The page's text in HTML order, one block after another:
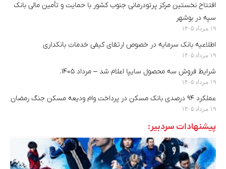
افتتاح نخستین مرکز پرتودرمانی جنوب کشور با حمایت و تأمین مالی بانک
سپه در بوشهر
۱۹ مرداد ۱۴۰۵
اطلاعیه بانک سرمایه در خصوص ارتقای کیفی خدمات بانکداری
۱۹ مرداد ۱۴۰۵
شرایط فروش سه محصول سایپا اعلام شد – مرداد ۱۴۰۵.
۱۹ مرداد ۱۴۰۵
عملکرد ۹۴ درصدی بانک مسکن در پرداخت وام ودیعه مسکن جنگ رمضان
۱۹ مرداد ۱۴۰۵
پیشنهادات سردبیر: